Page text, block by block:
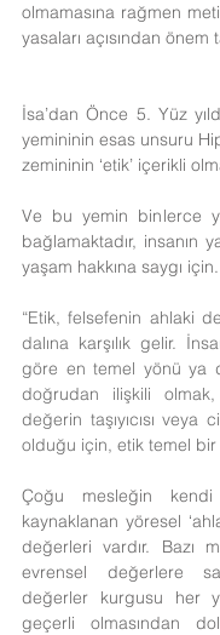
olmamasına rağmen
yasaları açısından önem
İsa’dan Önce 5. Yüz
yemininin esas unsuru
zemininin ‘etik’ içerikli
Ve bu yemin binlerce
bağlamaktadır, insanın
yaşam hakkına saygı için.
“Etik, felsefenin ahlaki
dalına karşılık gelir.
göre en temel yönü ya
doğrudan ilişkili
değerin taşıyıcısı veya
olduğu için, etik temel bir
Çoğu mesleğin
kaynaklanan yöresel
değerleri vardır. Bazı
evrensel değerlere
değerler kurgusu her
geçerli olmasından